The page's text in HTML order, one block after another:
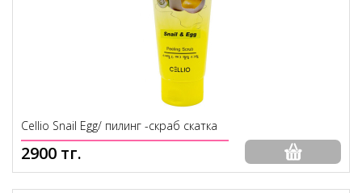
Cellio Snail Egg/ пилинг -скраб скатка
2900 тг.